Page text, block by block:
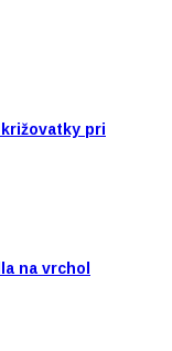
pri
na vrchol